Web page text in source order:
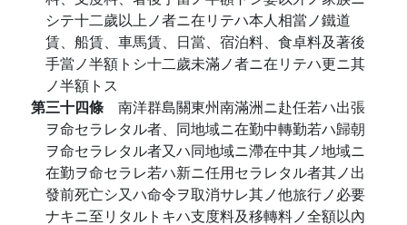
シテ十二歲以上ノ者ニ在リテハ本人相當ノ鐵道
賃、船賃、車馬賃、日當、宿泊料、食卓料及著後
手當ノ半額トシ十二歲未滿ノ者ニ在リテハ更ニ其
ノ半額トス
第三十四條 南洋群島關東州南滿洲ニ赴任若ハ出張
ヲ命セラレタル者、同地域ニ在勤中轉勤若ハ歸朝
ヲ命セラレタル者又ハ同地域ニ滯在中其ノ地域ニ
在勤ヲ命セラレ若ハ新ニ任用セラレタル者其ノ出
發前死亡シ又ハ命令ヲ取消サレ其ノ他旅行ノ必要
ナキニ至リタルトキハ支度料及移轉料ノ全額以內